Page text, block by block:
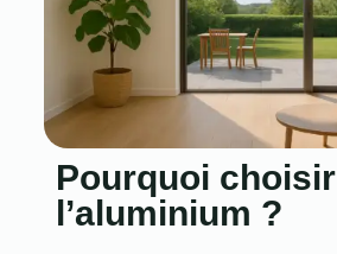
Pourquoi choisir
l’aluminium ?